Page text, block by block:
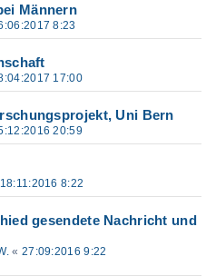
Männern
8:23
17:00
Uni Bern
20:59
18:11:2016 8:22
gesendete Nachricht und
« 27:09:2016 9:22